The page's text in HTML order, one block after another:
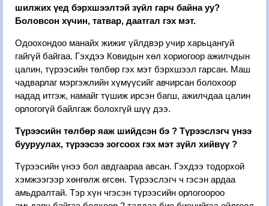
шилжих үед бэрхшээлтэй зүйл гарч байна уу?
Боловсон хүчин, татвар, даатгал гэх мэт.
Одоохондоо манайх жижиг үйлдвэр учир харьцангуй
гайгүй байгаа. Гэхдээ Ковидын хөл хориогоор ажилчдын
цалин, түрээсийн төлбөр гэх мэт бэрхшээл гарсан. Маш
чадварлаг мэргэжлийн хүмүүсийг авчирсан болохоор
надад итгэж, намайг түшиж ирсэн багш, ажилчдаа цалин
орлогогүй байлгаж болохгүй шүү дээ.
Түрээсийн төлбөр яаж шийдсэн бэ ? Түрээслэгч үнээ
бууруулах, түрээсээ зогсоох гэх мэт зүйл хийвүү ?
Түрээсийн үнээ бол авдгаараа авсан. Гэхдээ тодорхой
хэмжээгээр хөнгөлж өгсөн. Түрээслэгч ч гэсэн ардаа
амьдралтай. Тэр хүн чгэсэн түрээсийн орлогоороо